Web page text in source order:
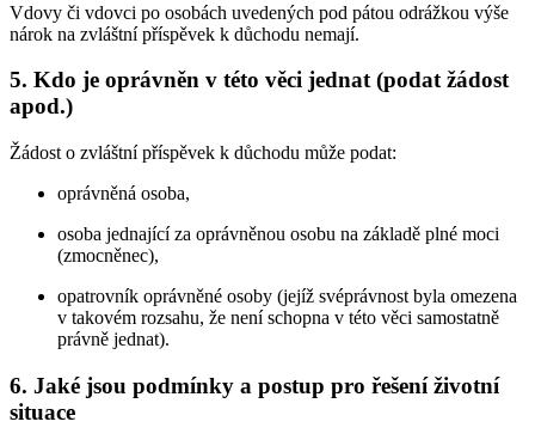
Vdovy či vdovci po osobách uvedených pod pátou odrážkou výše
nárok na zvláštní příspěvek k důchodu nemají.
5. Kdo je oprávněn v této věci jednat (podat žádost
apod.)
Žádost o zvláštní příspěvek k důchodu může podat:
oprávněná osoba,
osoba jednající za oprávněnou osobu na základě plné moci
(zmocněnec),
opatrovník oprávněné osoby (jejíž svéprávnost byla omezena
v takovém rozsahu, že není schopna v této věci samostatně
právně jednat).
6. Jaké jsou podmínky a postup pro řešení životní
situace